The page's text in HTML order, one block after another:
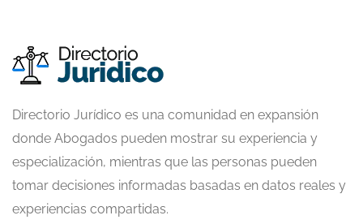
Directorio Jurídico es una comunidad en expansión
donde Abogados pueden mostrar su experiencia y
especialización, mientras que las personas pueden
tomar decisiones informadas basadas en datos reales y
experiencias compartidas.